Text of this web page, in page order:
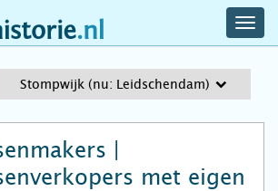
Stompwijk (nu: Leidschendam)
|
met eigen